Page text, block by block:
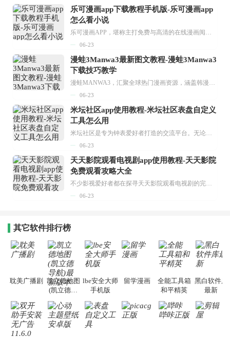
乐可漫画app下载教程手机版-乐可漫画app
怎么看小说
乐可漫画APP，堪称主打免费与高清的在线漫画阅读神器。其官方版提供海量完整版漫画资源，无论是国内漫画，还是日漫、韩漫、台漫、美漫等国外漫画，应有尽有，随时供你阅读。只需轻点一下，便能直接进入阅读界面。不仅如此，乐可漫画最新版本更新速度极快，在这里，你总能抢先看到全网一手漫画章节内容！...
06-23
漫蛙3Manwa3最新图文教程-漫蛙3Manwa3
下载技巧教学
漫蛙MANWA3，汇聚全球热门漫画资源，涵盖韩漫、欧美漫画、国漫等多种类型，题材丰富多样，全方位满足用户阅读喜好。它不仅是阅读平台，更是创作平台，为广大用户打造零门槛创作环境。...
06-23
米坛社区app使用教程-米坛社区表盘自定义
工具怎么用
米坛社区是专为钟表爱好者打造的交流平台。无论你是初涉钟表领域的普通爱好者，还是拥有多年收藏经验的资深玩家，都能在此找到属于自己的天地。 无需注册，就能轻松参与其中。通过专业的讨论论坛与丰富的交互功能，你可与世界各地的钟表爱好者畅快交流。若你钟情于钟表，米坛社区无疑是值得一试的理想之选。在这里，你能获取最新的手表资讯，交流见解，提升鉴赏品味，让每一块手表都成为收藏故事中重要的一部分。感兴趣的朋友，不要错过下载机会。...
06-23
天天影院观看电视剧app使用教程-天天影院
免费观看攻略大全
不少影视爱好者都在探寻天天影院观看电视剧的完整方法，结合最新平台使用规则，本篇新手入门攻略全面讲解观看渠道、检索流程、播放设置以及画面模式调整等实用内容。全文适配手机、电脑等主流设备，步骤简洁易懂，无论是初次使用的新手，还是想要优化观影体验的用户，都能参照内容快速上手，熟练掌握平台各项操作技巧，轻松畅享影视内容。...
06-23
其它软件排行榜
耽美广播剧
凯立德地图
(凯立德导
航)最新版本
lbe安全大师
手机版
留学漫画
全能工具箱
和平精英
黑白软件库
最新